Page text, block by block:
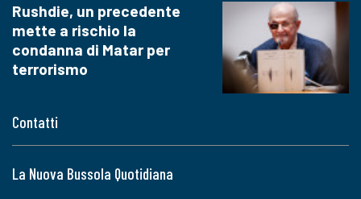
Contatti
La Nuova Bussola Quotidiana
Rushdie, un precedente
mette a rischio la
condanna di Matar per
terrorismo